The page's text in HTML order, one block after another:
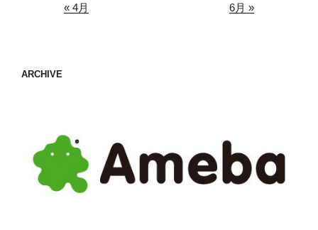
« 4月
6月 »
ARCHIVE